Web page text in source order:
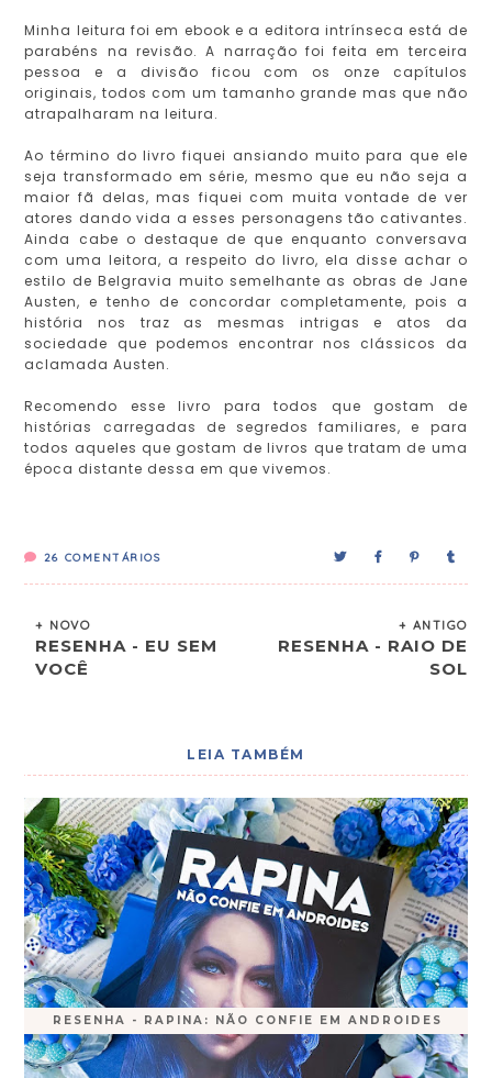
Minha leitura foi em ebook e a editora intrínseca está de
parabéns na revisão. A narração foi feita em terceira
pessoa e a divisão ficou com os onze capítulos
originais, todos com um tamanho grande mas que não
atrapalharam na leitura.
Ao término do livro fiquei ansiando muito para que ele
seja transformado em série, mesmo que eu não seja a
maior fã delas, mas fiquei com muita vontade de ver
atores dando vida a esses personagens tão cativantes.
Ainda cabe o destaque de que enquanto conversava
com uma leitora, a respeito do livro, ela disse achar o
estilo de Belgravia muito semelhante as obras de Jane
Austen, e tenho de concordar completamente, pois a
história nos traz as mesmas intrigas e atos da
sociedade que podemos encontrar nos clássicos da
aclamada Austen.
Recomendo esse livro para todos que gostam de
histórias carregadas de segredos familiares, e para
todos aqueles que gostam de livros que tratam de uma
época distante dessa em que vivemos.
26 COMENTÁRIOS
+ NOVO
RESENHA - EU SEM
VOCÊ
+ ANTIGO
RESENHA - RAIO DE
SOL
LEIA TAMBÉM
RESENHA - RAPINA: NÃO CONFIE EM ANDROIDES